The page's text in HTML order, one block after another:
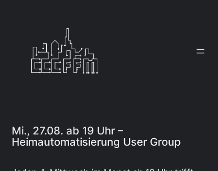
Mi., 27.08. ab 19 Uhr –
Heimautomatisierung User Group